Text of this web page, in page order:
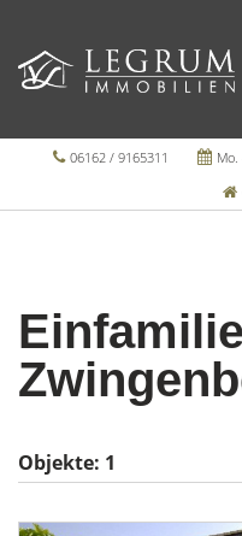
06162 / 9165311
Objekte: 1